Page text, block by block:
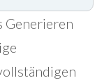
Generieren